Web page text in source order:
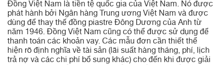
Đồng Việt Nam là tiền tệ quốc gia của Việt Nam. Nó được
phát hành bởi Ngân hàng Trung ương Việt Nam và được
dùng để thay thế đồng piastre Đông Dương của Anh từ
năm 1946. Đồng Việt Nam cũng có thể được sử dụng để
thanh toán các khoản vay. Các mẫu đơn cần thiết thể
hiện rõ định nghĩa về tài sản (lãi suất hàng tháng, phí, lịch
trả nợ và các chi phí bổ sung khác) cho đến khi được giải